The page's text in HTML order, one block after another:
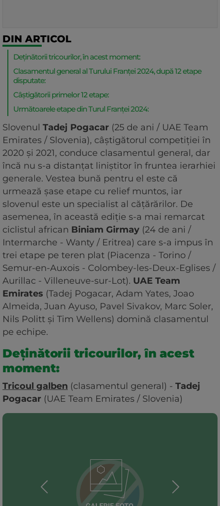
DIN ARTICOL
Deținătorii tricourilor, în acest moment:
Clasamentul general al Turului Franței 2024, după 12 etape
disputate:
Câștigătorii primelor 12 etape:
Următoarele etape din Turul Franței 2024:
Slovenul Tadej Pogacar (25 de ani / UAE Team
Emirates / Slovenia), câștigătorul competiției în
2020 și 2021, conduce clasamentul general, dar
încă nu s-a distanțat liniștitor în fruntea ierarhiei
generale. Vestea bună pentru el este că
urmează șase etape cu relief muntos, iar
slovenul este un specialist al cățărărilor. De
asemenea, în această ediție s-a mai remarcat
ciclistul african Biniam Girmay (24 de ani /
Intermarche - Wanty / Eritrea) care s-a impus în
trei etape pe teren plat (Piacenza - Torino /
Semur-en-Auxois - Colombey-les-Deux-Eglises /
Aurillac - Villeneuve-sur-Lot). UAE Team
Emirates (Tadej Pogacar, Adam Yates, Joao
Almeida, Juan Ayuso, Pavel Sivakov, Marc Soler,
Nils Politt și Tim Wellens) domină clasamentul
pe echipe.
Deținătorii tricourilor, în acest
moment:
Tricoul galben (clasamentul general) - Tadej
Pogacar (UAE Team Emirates / Slovenia)